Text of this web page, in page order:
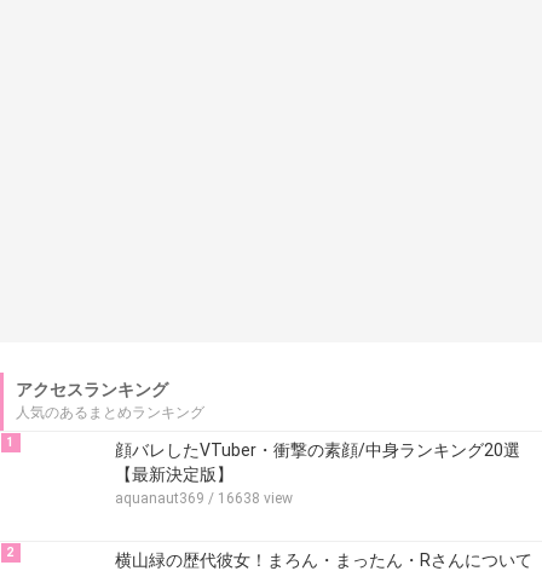
アクセスランキング
人気のあるまとめランキング
1
顔バレしたVTuber・衝撃の素顔/中身ランキング20選
【最新決定版】
aquanaut369 / 16638 view
2
横山緑の歴代彼女！まろん・まったん・Rさんについて